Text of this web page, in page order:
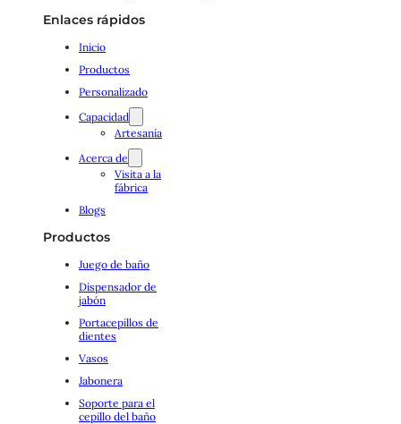
Enlaces rápidos
Inicio
Productos
Personalizado
Capacidad
Artesanía
Acerca de
Visita a la
fábrica
Blogs
Productos
Juego de baño
Dispensador de
jabón
Portacepillos de
dientes
Vasos
Jabonera
Soporte para el
cepillo del baño